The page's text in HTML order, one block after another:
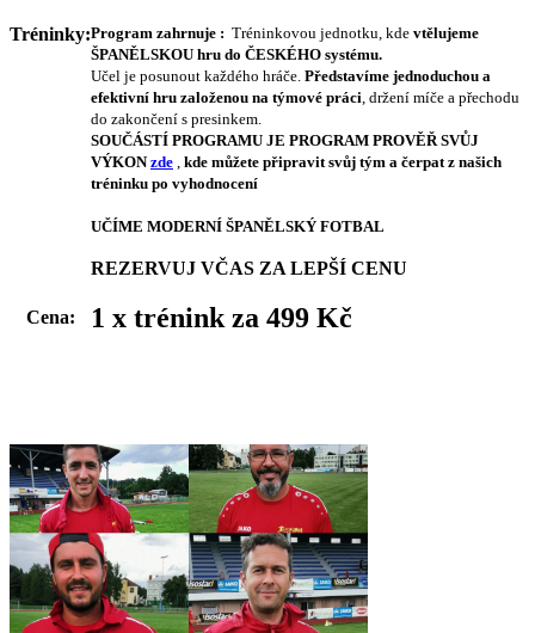
Tréninky:Program zahrnuje : Tréninkovou jednotku, kde vtělujeme
ŠPANĚLSKOU hru do ČESKÉHO systému.
Učel je posunout každého hráče. Představíme jednoduchou a
efektivní hru založenou na týmové práci , držení míče a přechodu
do zakončení s presinkem.
SOUČÁSTÍ PROGRAMU JE PROGRAM PROVĚŘ SVŮJ
VÝKONzde kde můžete připravit svůj tým a čerpat z našich
tréninku po vyhodnocení
UČÍME MODERNÍ ŠPANĚLSKÝ FOTBAL
REZERVUJ VČAS ZA LEPŠÍ CENU
Cena: 1 x trénink za 499 Kč